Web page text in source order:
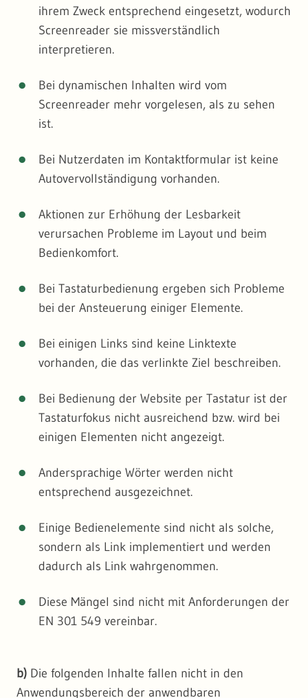
ihrem Zweck entsprechend eingesetzt, wodurch
Screenreader sie missverständlich
interpretieren.
Bei dynamischen Inhalten wird vom
Screenreader mehr vorgelesen, als zu sehen
ist.
Bei Nutzerdaten im Kontaktformular ist keine
Autovervollständigung vorhanden.
Aktionen zur Erhöhung der Lesbarkeit
verursachen Probleme im Layout und beim
Bedienkomfort.
Bei Tastaturbedienung ergeben sich Probleme
bei der Ansteuerung einiger Elemente.
Bei einigen Links sind keine Linktexte
vorhanden, die das verlinkte Ziel beschreiben.
Bei Bedienung der Website per Tastatur ist der
Tastaturfokus nicht ausreichend bzw. wird bei
einigen Elementen nicht angezeigt.
Andersprachige Wörter werden nicht
entsprechend ausgezeichnet.
Einige Bedienelemente sind nicht als solche,
sondern als Link implementiert und werden
dadurch als Link wahrgenommen.
Diese Mängel sind nicht mit Anforderungen der
EN 301 549 vereinbar.
b) Die folgenden Inhalte fallen nicht in den
Anwendungsbereich der anwendbaren